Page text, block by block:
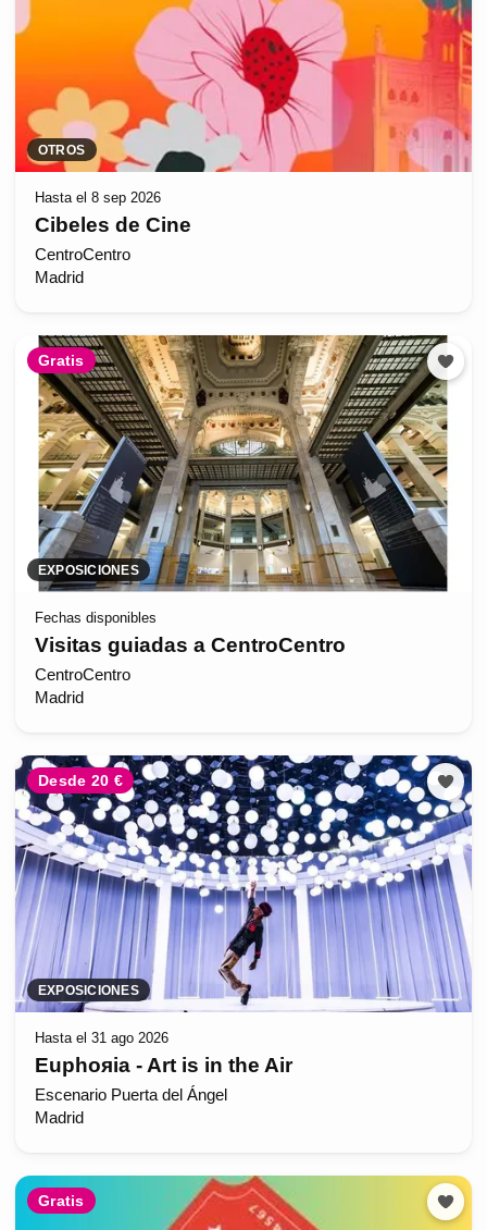
OTROS
Hasta el 8 sep 2026
Cibeles de Cine
CentroCentro
Madrid
Gratis
EXPOSICIONES
Fechas disponibles
Visitas guiadas a CentroCentro
CentroCentro
Madrid
Desde 20 €
EXPOSICIONES
Hasta el 31 ago 2026
Euphoяia - Art is in the Air
Escenario Puerta del Ángel
Madrid
Gratis